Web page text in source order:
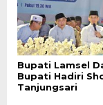
Bupati Lamsel
Bupati Hadiri
Tanjungsari